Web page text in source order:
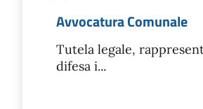
Avvocatura Comunale
Tutela legale,
difesa i...